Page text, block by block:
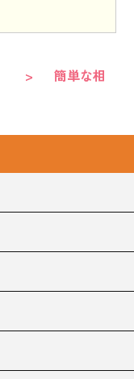
>
簡単な相